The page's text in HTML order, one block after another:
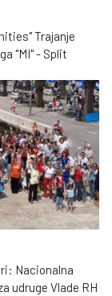
Trajanje
"MI" - Split
Nacionalna
udruge Vlade RH